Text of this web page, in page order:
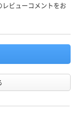
ビューコメントをお